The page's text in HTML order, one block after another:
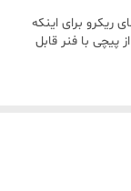
ریکرو برای اینکه
با فنر قابل